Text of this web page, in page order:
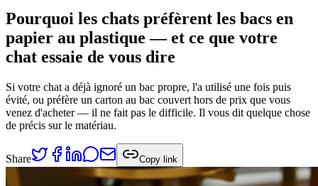
Pourquoi les chats préfèrent les bacs en
papier au plastique — et ce que votre
chat essaie de vous dire
Si votre chat a déjà ignoré un bac propre, l'a utilisé une fois puis
évité, ou préfère un carton au bac couvert hors de prix que vous
venez d'acheter — il ne fait pas le difficile. Il vous dit quelque chose
de précis sur le matériau.
Share Copy link